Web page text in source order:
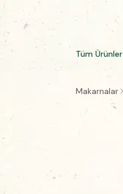
Tüm Ürünler
Makarnalar